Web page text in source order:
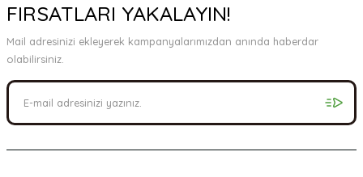
FIRSATLARI YAKALAYIN!
Mail adresinizi ekleyerek kampanyalarımızdan anında haberdar
olabilirsiniz.